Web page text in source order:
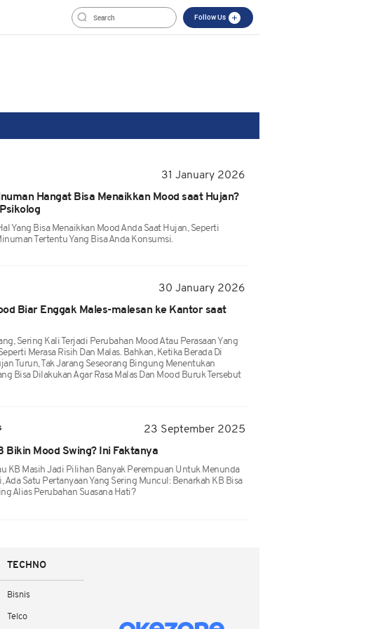
Follow Us
31 January 2026
Hangat Bisa Menaikkan Mood saat Hujan?
Yang Bisa Menaikkan Mood Anda Saat Hujan, Seperti
Tertentu Yang Bisa Anda Konsumsi.
30 January 2026
Biar Enggak Males-malesan ke Kantor saat
Sering Kali Terjadi Perubahan Mood Atau Perasaan Yang
Merasa Risih Dan Malas. Bahkan, Ketika Berada Di
Turun, Tak Jarang Seseorang Bingung Menentukan
Bisa Dilakukan Agar Rasa Malas Dan Mood Buruk Tersebut
23 September 2025
Bikin Mood Swing? Ini Faktanya
KB Masih Jadi Pilihan Banyak Perempuan Untuk Menunda
Ada Satu Pertanyaan Yang Sering Muncul: Benarkah KB Bisa
Alias Perubahan Suasana Hati?
TECHNO
Bisnis
Telco